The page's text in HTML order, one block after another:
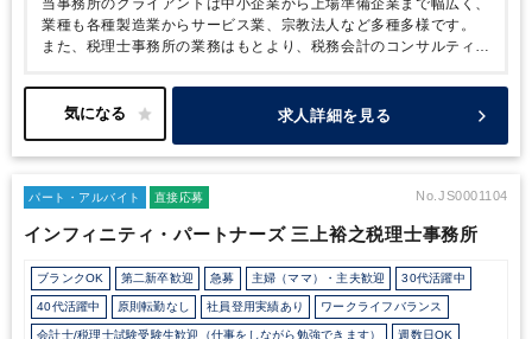
業種も各種製造業からサービス業、宗教法人など多種多様です。
また、税理士事務所の業務はもとより、税務会計のコンサルティン
生するさまざまな業務を経験できるため、スキルアップにはうっ
てつけの環境です。
業務の効率化や新たなサービスのアイデアを
求人詳細を見る
パート・アルバイト 直接応募 No.JS0001104
インフィニティ・パートナーズ 三上裕之税理士事務所
ブランクOK 第二新卒歓迎 急募 主婦（ママ）・主夫歓迎 30代活躍中
40代活躍中 原則転勤なし 社員登用実績あり ワークライフバランス
会計士/税理士試験受験生歓迎（仕事をしながら勉強できます） 週数日OK